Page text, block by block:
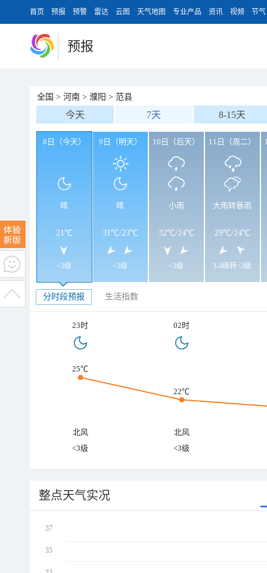
首页 预报 预警 雷达 云图 天气地图 专业产品 资讯 视频 节气
预报
全国 > 河南 > 濮阳 > 范县
今天 7天 8-15天
8日（今天）
晴
21℃
<3级
9日（明天）
晴
31℃/23℃
<3级
10日（后天）
小雨
32℃/24℃
<3级
11日（周二）
大雨转暴雨
29℃/24℃
3-4级转<3级
分时段预报 生活指数
23时 02时
25℃
22℃
北风
北风
<3级
<3级
整点天气实况
37
35